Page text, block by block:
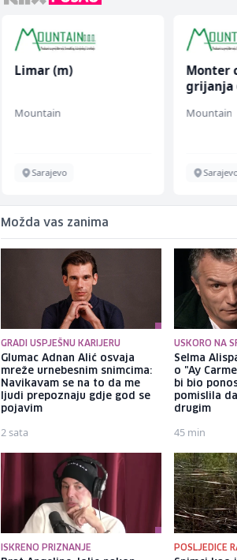
Limar (m)
Mountain
Sarajevo
Monter
grijanja
Mountain
Možda vas zanima
GRADI USPJEŠNU KARIJERU
Glumac Adnan Alić osvaja
mreže urnebesnim snimcima:
Navikavam se na to da me
ljudi prepoznaju gdje god se
pojavim
2 sata
USKORO NA
Selma
o "Ay
bi bio
pomislila
drugim
45 min
ISKRENO PRIZNANJE POSLJEDICE